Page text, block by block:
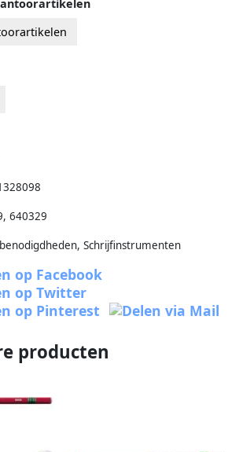
, 640329
Schrijfinstrumenten
producten